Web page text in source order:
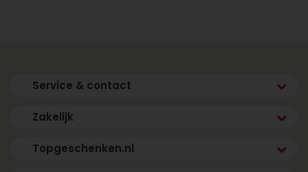
Service & contact
Zakelijk
Topgeschenken.nl